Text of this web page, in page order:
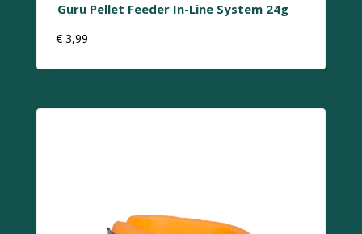
Guru Pellet Feeder In-Line System 24g
€ 3,99